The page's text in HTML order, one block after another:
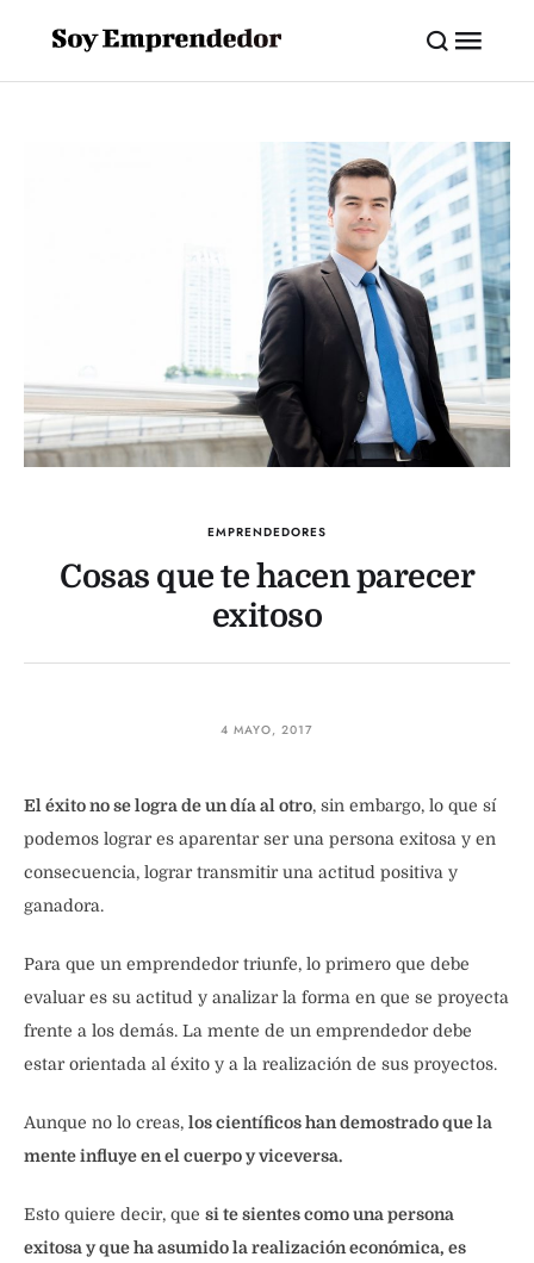
EMPRENDEDORES
Cosas que te hacen parecer
exitoso
4 MAYO, 2017
El éxito no se logra de un día al otro, sin embargo, lo que sí
podemos lograr es aparentar ser una persona exitosa y en
consecuencia, lograr transmitir una actitud positiva y
ganadora.
Para que un emprendedor triunfe, lo primero que debe
evaluar es su actitud y analizar la forma en que se proyecta
frente a los demás. La mente de un emprendedor debe
estar orientada al éxito y a la realización de sus proyectos.
Aunque no lo creas, los científicos han demostrado que la
mente influye en el cuerpo y viceversa.
Esto quiere decir, que si te sientes como una persona
exitosa y que ha asumido la realización económica, es